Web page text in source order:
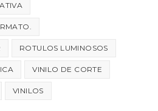
ROTULOS LUMINOSOS
VINILO DE CORTE
VINILOS